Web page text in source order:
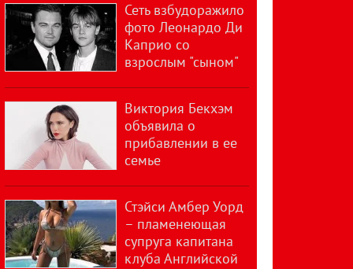
Сеть взбудоражило
фото Леонардо Ди
Каприо со
взрослым "сыном"
Виктория Бекхэм
объявила о
прибавлении в ее
семье
Стэйси Амбер Уорд
– пламенеющая
супруга капитана
клуба Английской